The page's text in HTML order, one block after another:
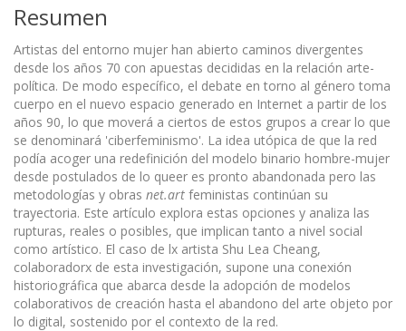
Resumen
Artistas del entorno mujer han abierto caminos divergentes
desde los años 70 con apuestas decididas en la relación arte-
política. De modo específico, el debate en torno al género toma
cuerpo en el nuevo espacio generado en Internet a partir de los
años 90, lo que moverá a ciertos de estos grupos a crear lo que
se denominará 'ciberfeminismo'. La idea utópica de que la red
podía acoger una redefinición del modelo binario hombre-mujer
desde postulados de lo queer es pronto abandonada pero las
metodologías y obras net.art feministas continúan su
trayectoria. Este artículo explora estas opciones y analiza las
rupturas, reales o posibles, que implican tanto a nivel social
como artístico. El caso de lx artista Shu Lea Cheang,
colaboradorx de esta investigación, supone una conexión
historiográfica que abarca desde la adopción de modelos
colaborativos de creación hasta el abandono del arte objeto por
lo digital, sostenido por el contexto de la red.